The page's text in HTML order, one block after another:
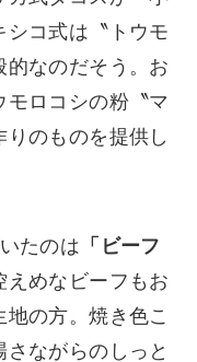
シコ式は〝トウモ
的なのだそう。お
モロコシの粉〝マ
のものを提供し
たのは 「ビーフ
えめなビーフもお
の方。焼き色こ
ながらのしっと